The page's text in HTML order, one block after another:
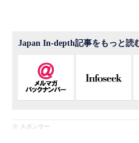
Japan In-depth記事をもっと読
※ スポンサー